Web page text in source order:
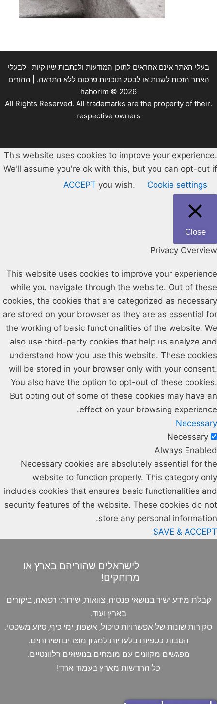
בעלי האתר אינם אחראים לתוכן המודעות ולכתבות שיווקיות. לבעלי
האתר הזכות לשנות או לבטל תוכניות פרסום ללא התראה. | ההורים
hahorim © 2026
.All Rights Reserved. All trademarks are the property of their
respective owners
This website uses cookies to improve your experience.
We'll assume you're ok with this, but you can opt-out if
you wish.
Cookie settings
ACCEPT
Close
Privacy Overview
This website uses cookies to improve your experience
while you navigate through the website. Out of these
cookies, the cookies that are categorized as necessary
are stored on your browser as they are as essential for
the working of basic functionalities of the website. We
also use third-party cookies that help us analyze and
understand how you use this website. These cookies
will be stored in your browser only with your consent.
You also have the option to opt-out of these cookies.
But opting out of some of these cookies may have an
effect on your browsing experience.
Necessary
Necessary
Always Enabled
Necessary cookies are absolutely essential for the
website to function properly. This category only
includes cookies that ensures basic functionalities and
security features of the website. These cookies do not
store any personal information.
SAVE & ACCEPT
לישראלים שהוריהם בארץ או
מרוחקים!
קבלת מידע ישיר בנושאי פנסיה, צוואות, שירותי רפואה, ביקורים
בארץ ועוד.
סקירות שונות של אפשרויות טיפול, אשפוז, ימי כיף, סיוע משפטי.
הטבות כספיות בלעדיות למגוון מוצרים ושירותים.
מפגשים מקוונים עם מומחים בנושאים רלוונטיים.
כל החדשות מארץ בעמוד אחד!